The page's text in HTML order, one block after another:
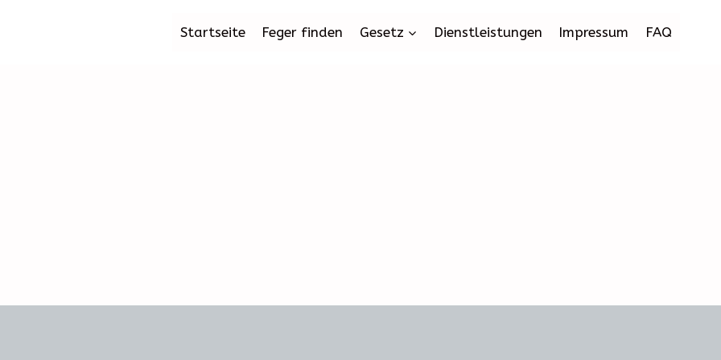
Startseite Feger finden Gesetz Dienstleistungen Impressum FAQ